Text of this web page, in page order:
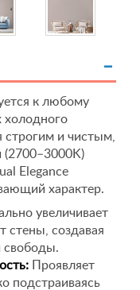
к любому
холодного
строгим и чистым,
(2700–3000K)
Elegance
характер.
увеличивает
стены, создавая
свободы.
Проявляет
подстраиваясь